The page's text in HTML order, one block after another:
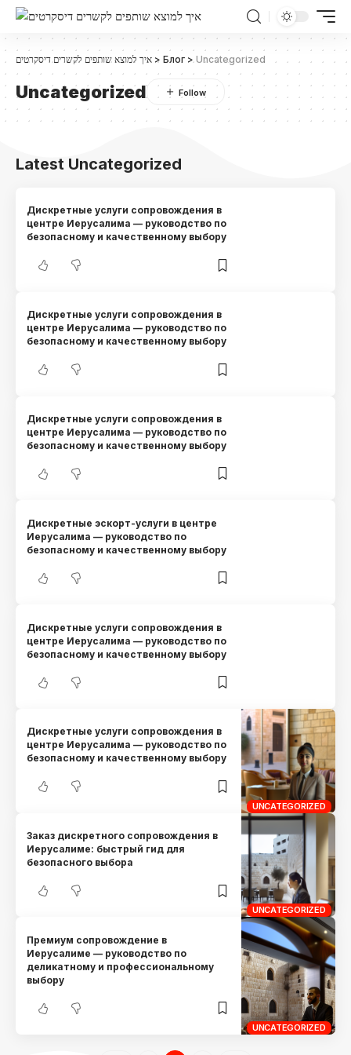
איך למוצא שותפים לקשרים דיסקרטים > Блог >Uncategorized
Uncategorized
Latest Uncategorized
Дискретные услуги сопровождения в
центре Иерусалима — руководство по
безопасному и качественному выбору
Дискретные услуги сопровождения в
центре Иерусалима — руководство по
безопасному и качественному выбору
Дискретные услуги сопровождения в
центре Иерусалима — руководство по
безопасному и качественному выбору
Дискретные эскорт-услуги в центре
Иерусалима — руководство по
безопасному и качественному выбору
Дискретные услуги сопровождения в
центре Иерусалима — руководство по
безопасному и качественному выбору
UNCATEGORIZED
Дискретные услуги сопровождения в
центре Иерусалима — руководство по
безопасному и качественному выбору
UNCATEGORIZED
Заказ дискретного сопровождения в
Иерусалиме: быстрый гид для
безопасного выбора
UNCATEGORIZED
Премиум сопровождение в
Иерусалиме — руководство по
деликатному и профессиональному
выбору